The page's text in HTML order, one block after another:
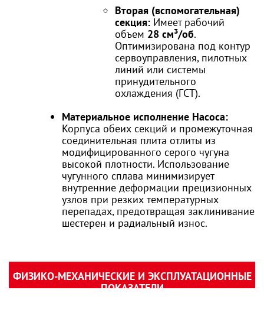
Вторая (вспомогательная)
секция: Имеет рабочий
объем 28 см³/об.
Оптимизирована под контур
сервоуправления, пилотных
линий или системы
принудительного
охлаждения (ГСТ).
Материальное исполнение Насоса:
Корпуса обеих секций и промежуточная
соединительная плита отлиты из
модифицированного серого чугуна
высокой плотности. Использование
чугунного сплава минимизирует
внутренние деформации прецизионных
узлов при резких температурных
перепадах, предотвращая заклинивание
шестерен и радиальный износ.
ФИЗИКО-МЕХАНИЧЕСКИЕ И ЭКСПЛУАТАЦИОННЫЕ
ПОКАЗАТЕЛИ